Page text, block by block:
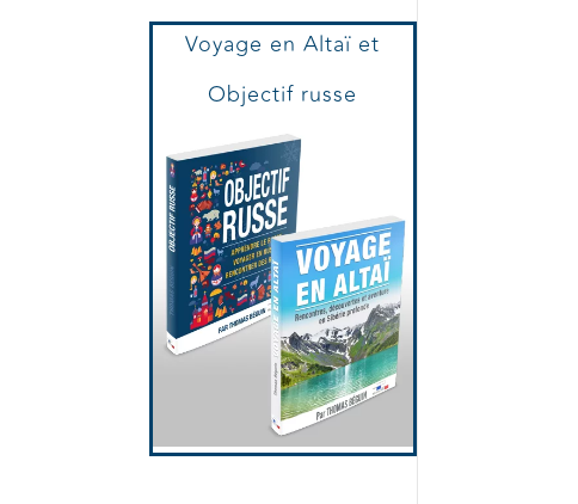
Voyage en Altaï et
Objectif russe